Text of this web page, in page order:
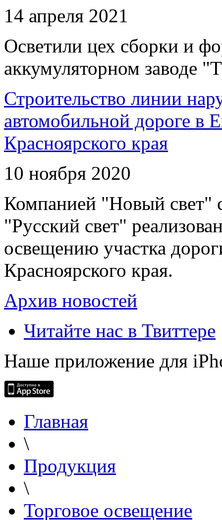
14 апреля 2021
Осветили цех сборки и
аккумуляторном заводе
Строительство линии
автомобильной дороге в
Красноярского края
10 ноября 2020
Компанией "Новый свет"
"Русский свет"
освещению участка
Красноярского края.
Архив новостей
Читайте нас в Твиттере
Наше приложение для
Главная
\
Продукция
\
Торговое освещение